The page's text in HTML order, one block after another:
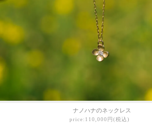
ナノハナのネックレス
price:110,000円(税込)